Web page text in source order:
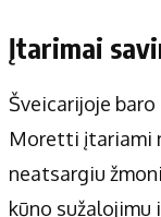
Įtarimai
Šveicarijoje baro
Moretti įtariami
neatsargiu
kūno sužalojimu